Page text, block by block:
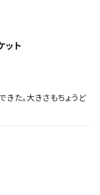
ット
きた。大きさもちょうど